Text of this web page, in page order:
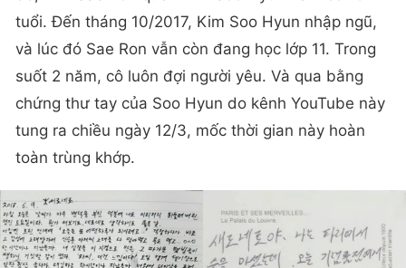
tuổi. Đến tháng 10/2017, Kim Soo Hyun nhập ngũ,
và lúc đó Sae Ron vẫn còn đang học lớp 11. Trong
suốt 2 năm, cô luôn đợi người yêu. Và qua bằng
chứng thư tay của Soo Hyun do kênh YouTube này
tung ra chiều ngày 12/3, mốc thời gian này hoàn
toàn trùng khớp.